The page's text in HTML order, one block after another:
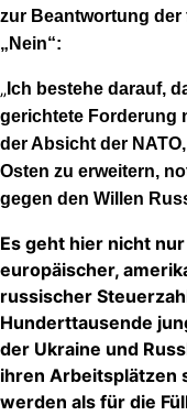
zur Beantwortung der
„Nein“:
„ Ich bestehe darauf,
gerichtete Forderung
der Absicht der
Osten zu erweitern,
gegen den Willen
Es geht hier nicht
europäischer,
russischer
Hunderttausende
der Ukraine und
ihren Arbeitsplätzen
werden als für die